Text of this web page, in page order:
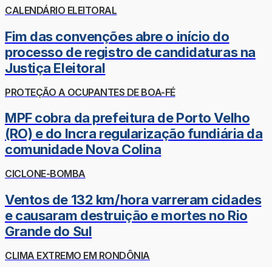
CALENDÁRIO ELEITORAL
Fim das convenções abre o início do
processo de registro de candidaturas na
Justiça Eleitoral
PROTEÇÃO A OCUPANTES DE BOA-FÉ
MPF cobra da prefeitura de Porto Velho
(RO) e do Incra regularização fundiária da
comunidade Nova Colina
CICLONE-BOMBA
Ventos de 132 km/hora varreram cidades
e causaram destruição e mortes no Rio
Grande do Sul
CLIMA EXTREMO EM RONDÔNIA